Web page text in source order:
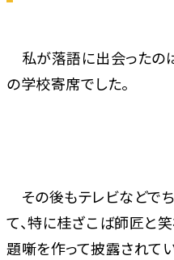
私が落語に出会ったの
の学校寄席でした。
その後もテレビなどで
て、特に桂ざこば師匠と
題噺を作って披露されてい